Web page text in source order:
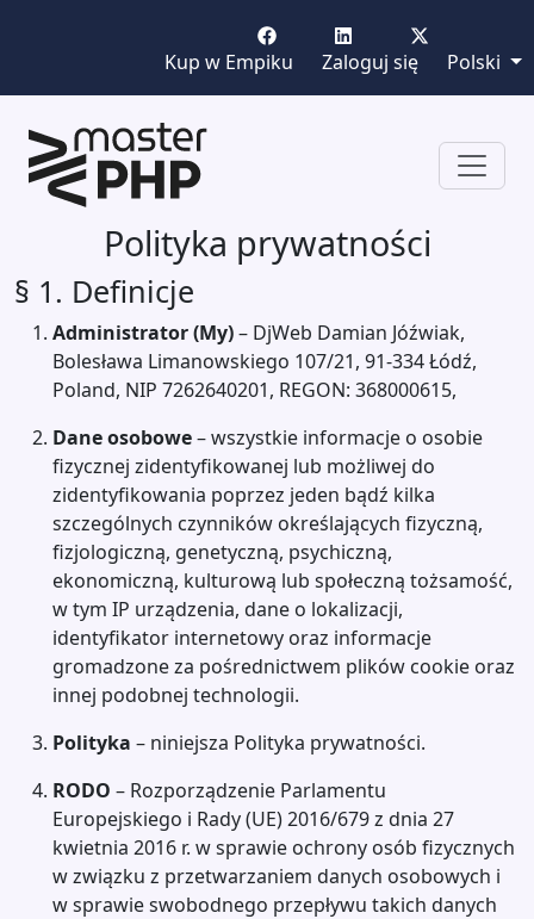
Kup w Empiku Zaloguj się Polski
Polityka prywatności
§ 1. Definicje
Administrator (My)– DjWeb Damian Jóźwiak,
Bolesława Limanowskiego 107/21, 91-334 Łódź,
Poland, NIP 7262640201, REGON: 368000615,
Dane osobowe– wszystkie informacje o osobie
fizycznej zidentyfikowanej lub możliwej do
zidentyfikowania poprzez jeden bądź kilka
szczególnych czynników określających fizyczną,
fizjologiczną, genetyczną, psychiczną,
ekonomiczną, kulturową lub społeczną tożsamość,
w tym IP urządzenia, dane o lokalizacji,
identyfikator internetowy oraz informacje
gromadzone za pośrednictwem plików cookie oraz
innej podobnej technologii.
Polityka – niniejsza Polityka prywatności.
RODO – Rozporządzenie Parlamentu
Europejskiego i Rady (UE) 2016/679 z dnia 27
kwietnia 2016 r. w sprawie ochrony osób fizycznych
w związku z przetwarzaniem danych osobowych i
w sprawie swobodnego przepływu takich danych